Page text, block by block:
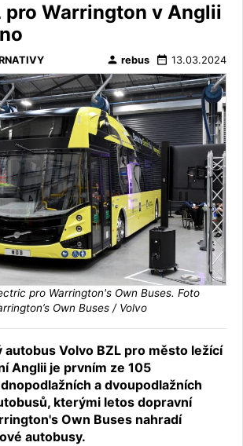
pro Warrington v Anglii
person rebus date_range 13.03.2024
pro Warrington's Own Buses. Foto
Own Buses / Volvo
Volvo BZL pro město ležící
Anglii je prvním ze 105
a dvoupodlažních
kterými letos dopravní
Own Buses nahradí
autobusy.